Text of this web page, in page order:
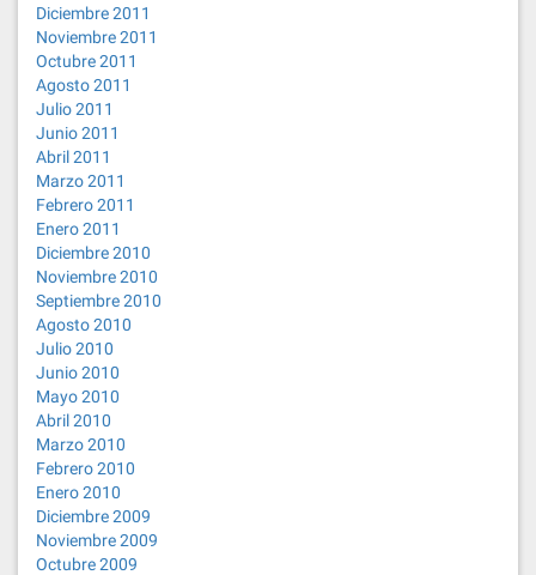
Diciembre 2011
Noviembre 2011
Octubre 2011
Agosto 2011
Julio 2011
Junio 2011
Abril 2011
Marzo 2011
Febrero 2011
Enero 2011
Diciembre 2010
Noviembre 2010
Septiembre 2010
Agosto 2010
Julio 2010
Junio 2010
Mayo 2010
Abril 2010
Marzo 2010
Febrero 2010
Enero 2010
Diciembre 2009
Noviembre 2009
Octubre 2009